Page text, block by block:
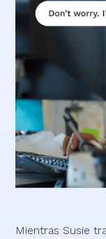
Mientras Susie